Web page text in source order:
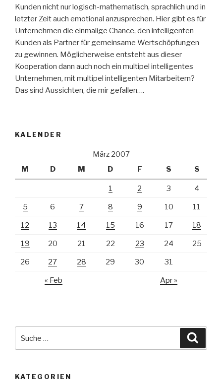
Kunden nicht nur logisch-mathematisch, sprachlich und in
letzter Zeit auch emotional anzusprechen. Hier gibt es für
Unternehmen die einmalige Chance, den intelligenten
Kunden als Partner für gemeinsame Wertschöpfungen
zu gewinnen. Möglicherweise entsteht aus dieser
Kooperation dann auch noch ein multipel intelligentes
Unternehmen, mit multipel intelligenten Mitarbeitern?
Das sind Aussichten, die mir gefallen….
KALENDER
März 2007
M
D M D F S S
1 2 3 4
5 6 7 8 9 10 11
12 13 14 15 16 17 18
19 20 21 22 23 24 25
26 27 28 29 30 31
« Feb Apr »
nach:
KATEGORIEN